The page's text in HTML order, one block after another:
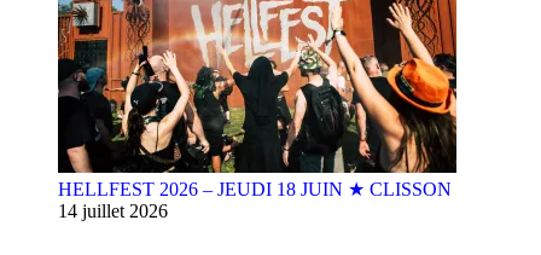
HELLFEST 2026 – JEUDI 18 JUIN ★ CLISSON
14 juillet 2026